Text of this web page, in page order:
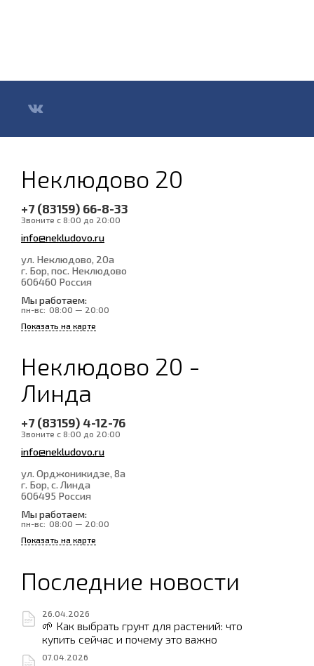
Неклюдово 20
+7 (83159) 66-8-33
Звоните с 8:00 до 20:00
info@nekludovo.ru
ул. Неклюдово, 20а
г. Бор, пос. Неклюдово
606460 Россия
Мы работаем:
пн-вс: 08:00 — 20:00
Показать на карте
Неклюдово 20 -
Линда
+7 (83159) 4-12-76
Звоните с 8:00 до 20:00
info@nekludovo.ru
ул. Орджоникидзе, 8а
г. Бор, с. Линда
606495 Россия
Мы работаем:
пн-вс: 08:00 — 20:00
Показать на карте
Последние новости
26.04.2026
🌱 Как выбрать грунт для растений: что
купить сейчас и почему это важно
07.04.2026